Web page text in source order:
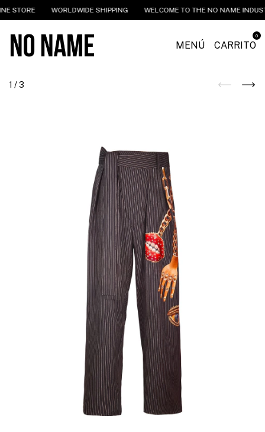
STORE WORLDWIDE SHIPPING WELCOME TO THE NO NAME
MENÚ CARRITO
0
1 /3